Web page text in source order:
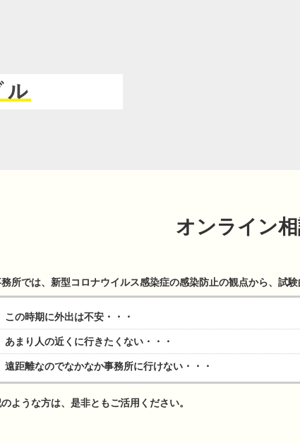
オンライン
所では、新型コロナウイルス感染症の感染防止の観点から、試
この時期に外出は不安・・・
あまり人の近くに行きたくない・・・
遠距離なのでなかなか事務所に行けない・・・
のような方は、是非ともご活用ください。